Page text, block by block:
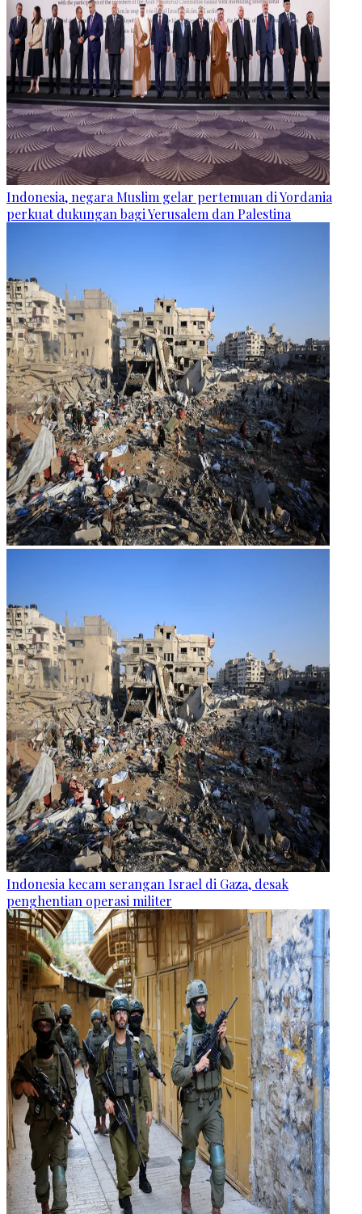
Indonesia, negara Muslim gelar pertemuan di Yordania
perkuat dukungan bagi Yerusalem dan Palestina
Indonesia kecam serangan Israel di Gaza, desak
penghentian operasi militer